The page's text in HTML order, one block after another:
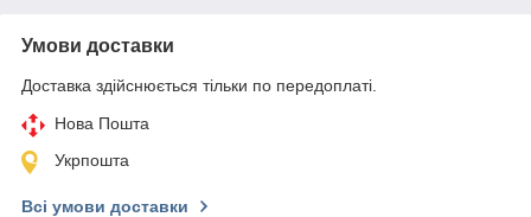
Умови доставки
Доставка здійснюється тільки по передоплаті.
Нова Пошта
Укрпошта
Всі умови доставки